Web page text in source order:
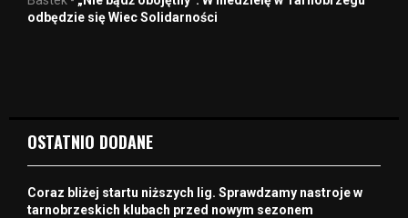
odbędzie się Wiec Solidarności
OSTATNIO DODANE
Coraz bliżej startu niższych lig. Sprawdzamy nastroje w
tarnobrzeskich klubach przed nowym sezonem